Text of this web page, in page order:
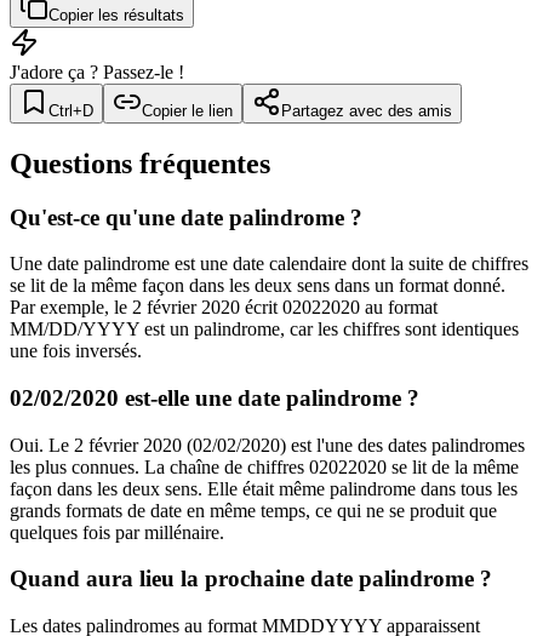
Copier les résultats
J'adore ça ? Passez-le !
Ctrl+D Copier le lien Partagez avec des amis
Questions fréquentes
Qu'est-ce qu'une date palindrome ?
Une date palindrome est une date calendaire dont la suite de chiffres
se lit de la même façon dans les deux sens dans un format donné.
Par exemple, le 2 février 2020 écrit 02022020 au format
MM/DD/YYYY est un palindrome, car les chiffres sont identiques
une fois inversés.
02/02/2020 est-elle une date palindrome ?
Oui. Le 2 février 2020 (02/02/2020) est l'une des dates palindromes
les plus connues. La chaîne de chiffres 02022020 se lit de la même
façon dans les deux sens. Elle était même palindrome dans tous les
grands formats de date en même temps, ce qui ne se produit que
quelques fois par millénaire.
Quand aura lieu la prochaine date palindrome ?
Les dates palindromes au format MMDDYYYY apparaissent